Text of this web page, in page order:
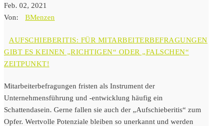
Feb. 02, 2021
Von:
BMenzen
AUFSCHIEBERITIS: FÜR MITARBEITERBEFRAGUNGEN
GIBT ES KEINEN „RICHTIGEN“ ODER „FALSCHEN“
ZEITPUNKT!
Mitarbeiterbefragungen fristen als Instrument der
Unternehmensführung und -entwicklung häufig ein
Schattendasein. Gerne fallen sie auch der „Aufschieberitis“ zum
Opfer. Wertvolle Potenziale bleiben so unerkannt und werden